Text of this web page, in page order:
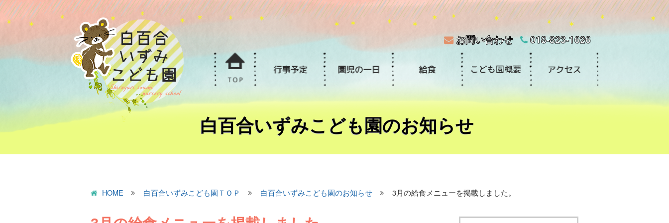
お問い合わせ 018-823-1626
白百合いずみこども園のお知らせ
HOME 白百合いずみこども園ＴＯＰ 白百合いずみこども園のお知らせ 3月の給食メニューを掲載しました。